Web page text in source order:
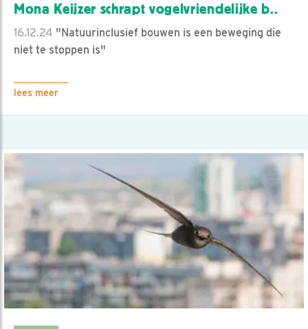
Mona Keijzer schrapt vogelvriendelijke b..
16.12.24 "Natuurinclusief bouwen is een beweging die
niet te stoppen is"
lees meer